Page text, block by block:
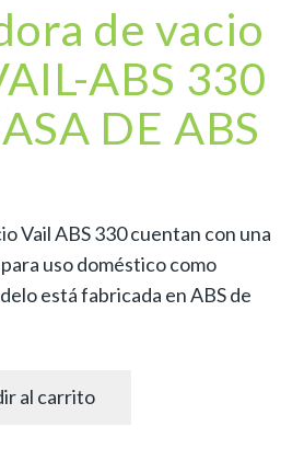
de vacio
ABS 330
DE ABS
Vail ABS 330 cuentan con una
uso doméstico como
está fabricada en ABS de
al carrito